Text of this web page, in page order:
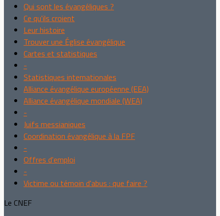
Qui sont les évangéliques ?
Ce qu'ils croient
Leur histoire
Trouver une Église évangélique
Cartes et statistiques
-
Statistiques internationales
Alliance évangélique européenne (EEA)
Alliance évangélique mondiale (WEA)
-
Juifs messianiques
Coordination évangélique à la FPF
-
Offres d'emploi
-
Victime ou témoin d'abus : que faire ?
Le CNEF